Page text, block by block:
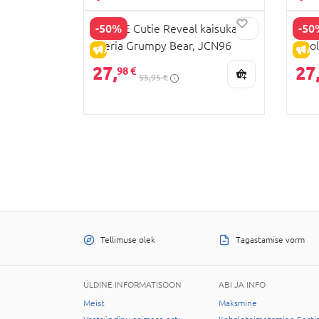
-50%
ALLAHINDLUS
BARBIE Cutie Reveal kaisukaru
seeria Grumpy Bear, JCN96
27,98 €
55,95 €
-
27,
Tellimuse olek Tagastamise vorm
ÜLDINE INFORMATISOON
Meist
ABI JA INFO
Maksmine